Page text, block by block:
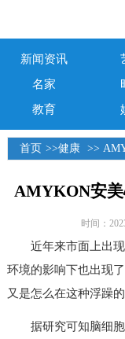
新闻资讯
名家
教育
首页 >>健康 >>
AMYKON安
时间：
近年来市面上出
环境的影响下也出现
又是怎么在这种浮躁
据研究可知脑细